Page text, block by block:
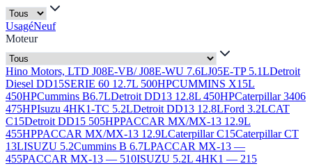
UsagéNeuf
Moteur
Hino Motors, LTD J08E-VB/ J08E-WU 7.6LJ05E-TP 5.1LDetroit
Diesel DD15SERIE 60 12.7L 500HPCUMMINS X15L
450HPCummins B6.7LDetroit DD13 12.8L 450HPCaterpillar 3406
475HPIsuzu 4HK1-TC 5.2LDetroit DD13 12.8LFord 3.2LCAT
C15Detroit DD15 505HPPACCAR MX/MX-13 12.9L
455HPPACCAR MX/MX-13 12.9LCaterpillar C15Caterpillar CT
13LISUZU 5.2Cummins B 6.7LPACCAR MX-13 —
455PACCAR MX-13 — 510ISUZU 5.2L 4HK1 — 215